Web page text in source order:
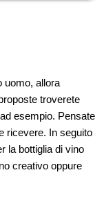
uomo, allora
troverete
esempio. Pensate
ricevere. In seguito
la bottiglia di vino
creativo oppure